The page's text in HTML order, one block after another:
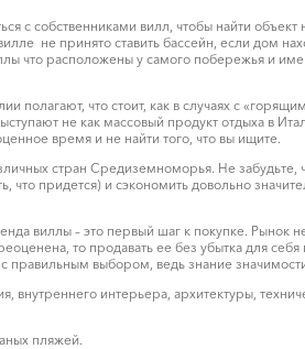
с собственниками вилл, чтобы найти
не принято ставить бассейн, если дом
что расположены у самого побережья и
полагают, что стоит, как в случаях с
не как массовый продукт отдыха в
время и не найти того, что вы ищите.
стран Средиземноморья. Не забудьте,
придется) и сэкономить довольно
виллы – это первый шаг к покупке. Рынок
то продавать ее без убытка для
выбором, ведь знание
интерьера, архитектуры,
пляжей.